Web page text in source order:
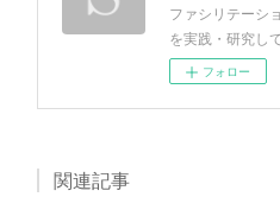
ファシリテーシ
を実践・研究し
フォロー
関連記事